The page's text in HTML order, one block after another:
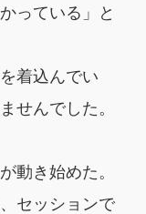
っている」と
着込んでい
せんでした。
動き始めた。
セッションで